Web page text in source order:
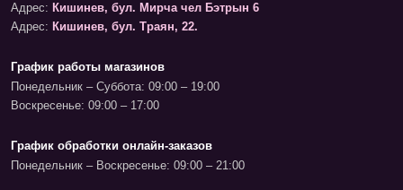
Адрес: Кишинев, бул. Мирча чел Бэтрын 6
Адрес: Кишинев, бул. Траян, 22.
График работы магазинов
Понедельник – Суббота: 09:00 – 19:00
Воскресенье: 09:00 – 17:00
График обработки онлайн-заказов
Понедельник – Воскресенье: 09:00 – 21:00